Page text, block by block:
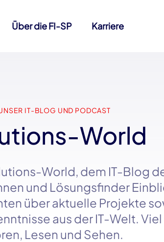
Über die FI-SP Karriere
IT-BLOG UND PODCAST
World
World, dem IT-Blog
und Lösungsfinder
über aktuelle Projekte
aus der IT-Welt.
Lesen und Sehen.